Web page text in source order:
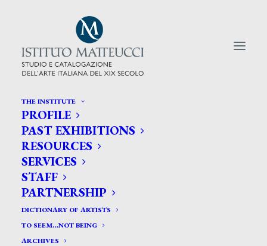
THE INSTITUTE
PROFILE
PAST EXHIBITIONS
RESOURCES
SERVICES
STAFF
PARTNERSHIP
DICTIONARY OF ARTISTS
TO SEEM…NOT BEING
ARCHIVES
CERCA TRA GLI ARTISTI:
Search
for: